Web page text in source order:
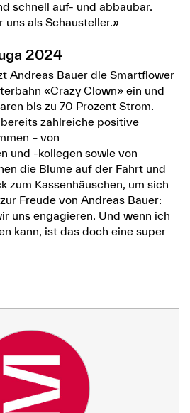
schnell auf- und abbaubar.
uns als Schausteller.»
2024
Andreas Bauer die Smartflower
«Crazy Clown» ein und
bis zu 70 Prozent Strom.
zahlreiche positive
– von
und -kollegen sowie von
die Blume auf der Fahrt und
zum Kassenhäuschen, um sich
Freude von Andreas Bauer:
uns engagieren. Und wenn ich
kann, ist das doch eine super